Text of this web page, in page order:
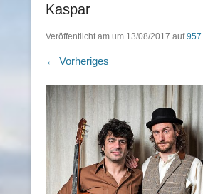
Kaspar
Veröffentlicht am um 13/08/2017 auf957
← Vorheriges